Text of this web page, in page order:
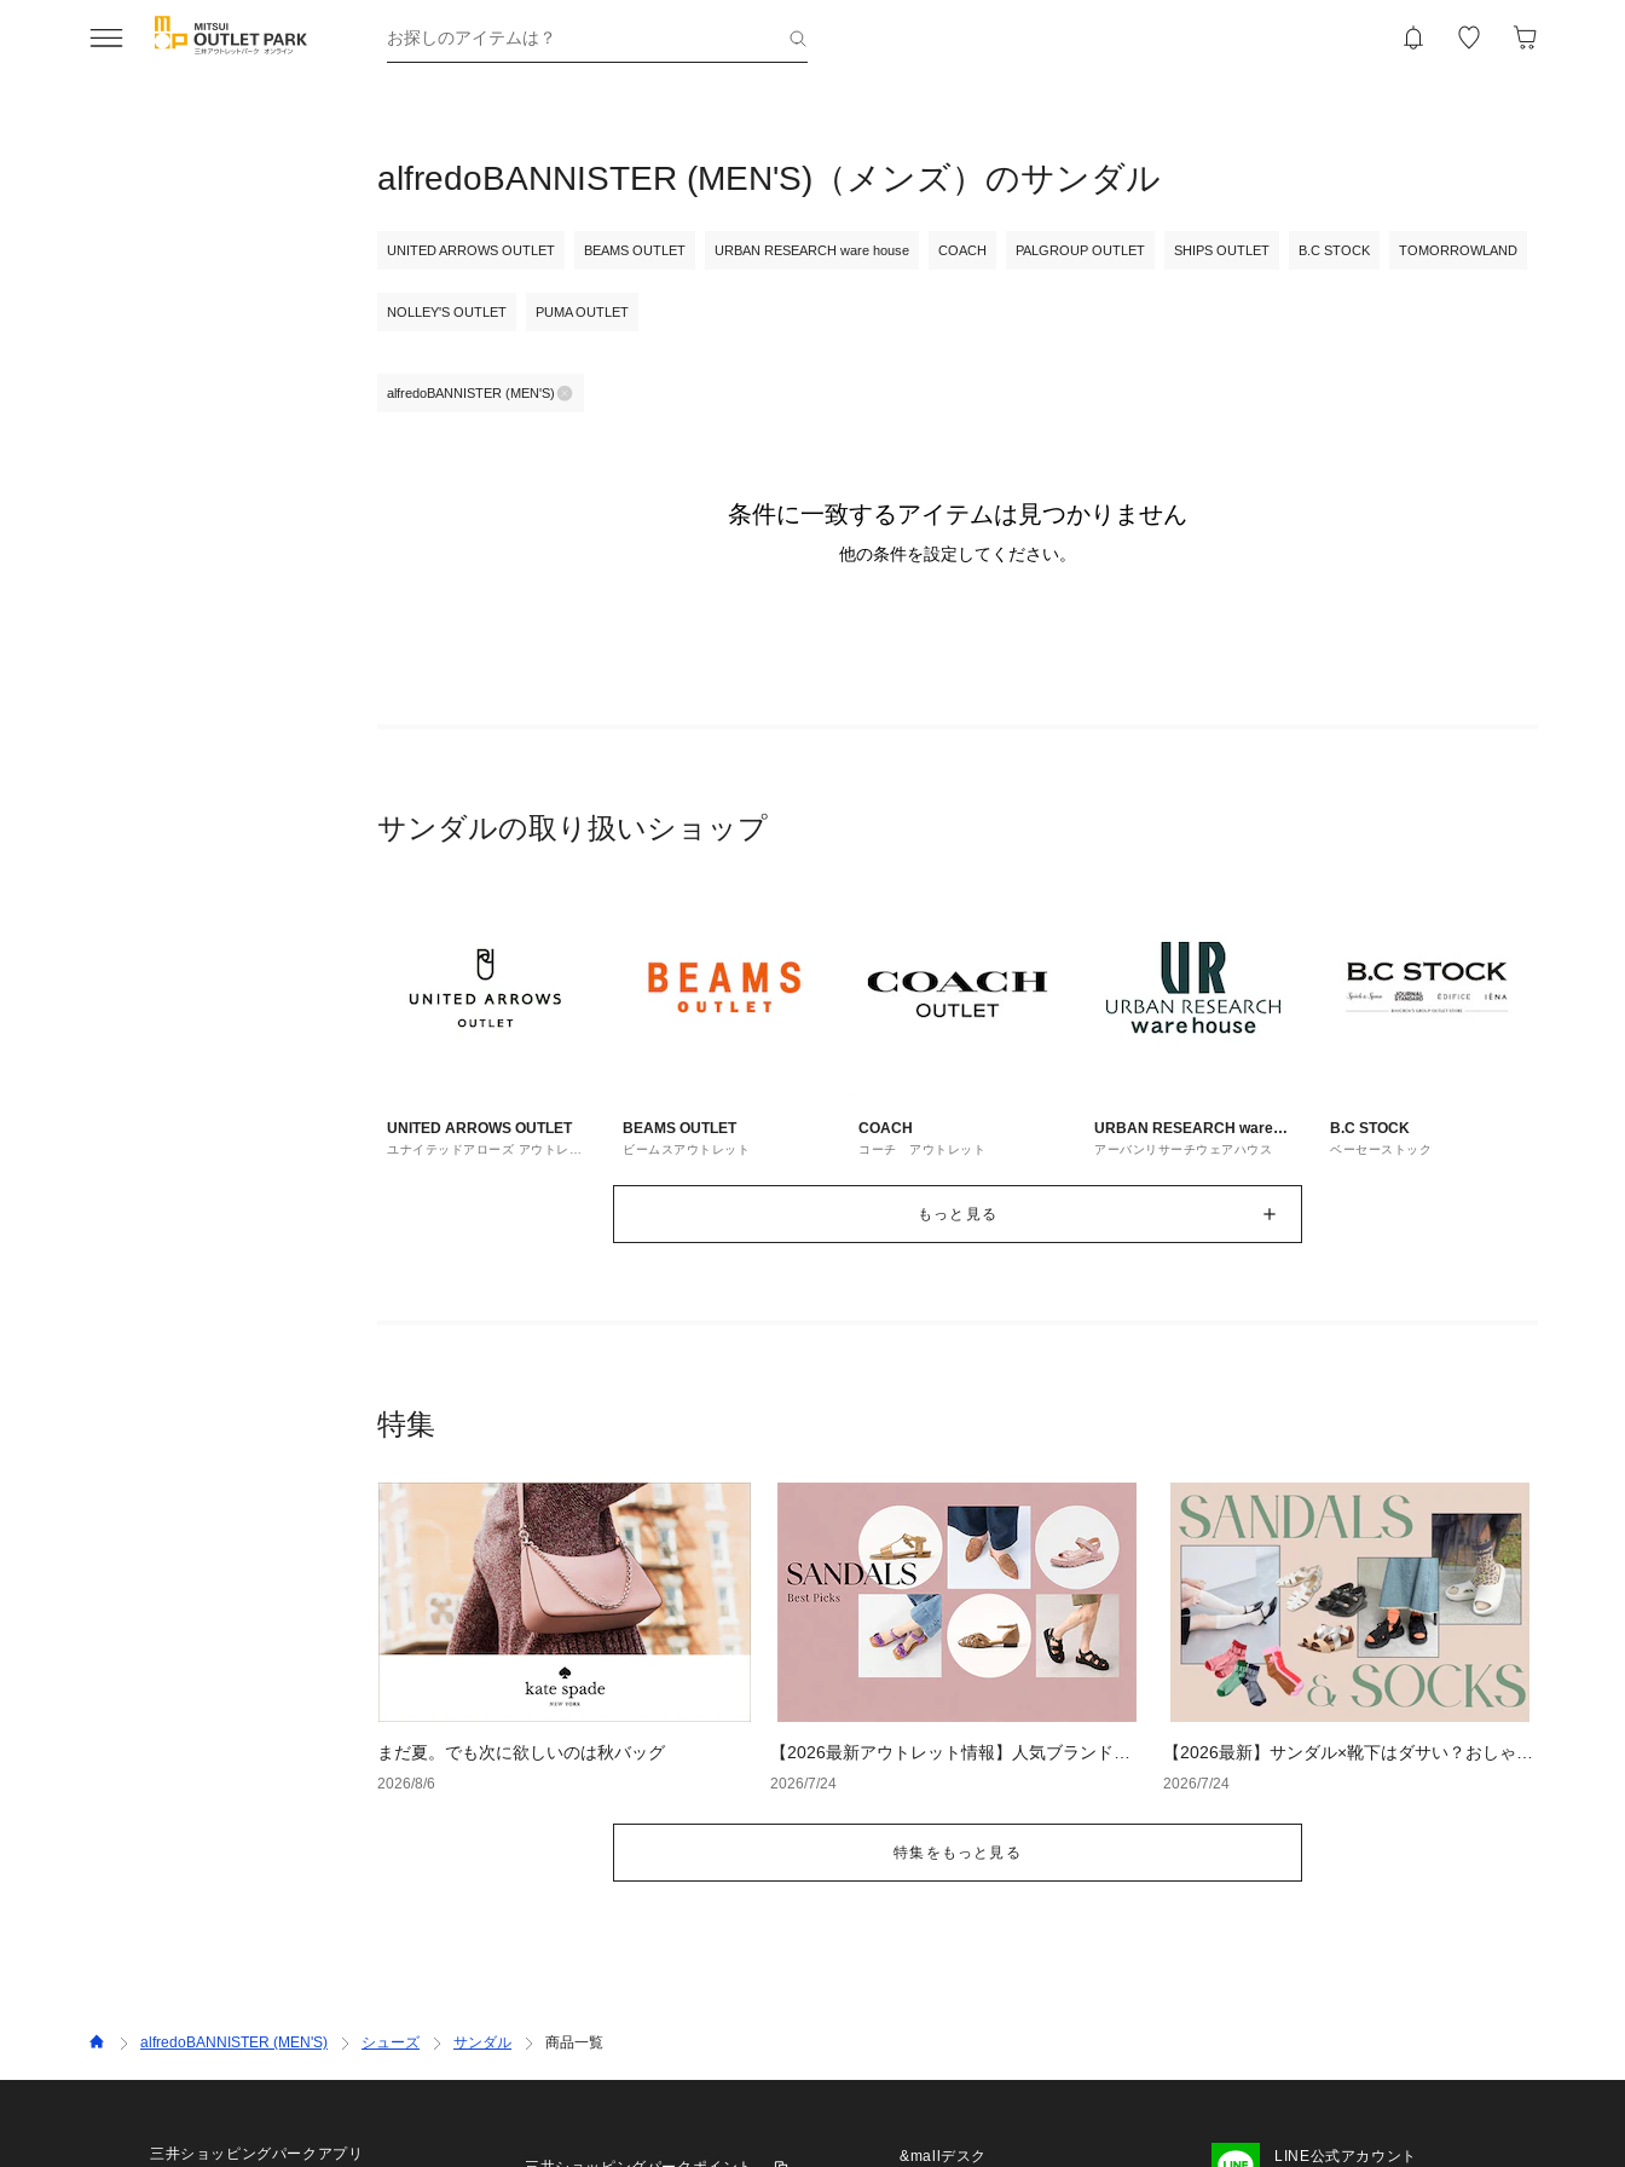
お探しのアイテムは？
alfredoBANNISTER (MEN'S)（メンズ）のサンダル
UNITED ARROWS OUTLET BEAMS OUTLET URBAN RESEARCH ware house COACH PALGROUP OUTLET SHIPS OUTLET B.C STOCK TOMORROWLAND
NOLLEY'S OUTLET PUMA OUTLET
alfredoBANNISTER (MEN'S)
条件に一致するアイテムは見つかりません
他の条件を設定してください。
サンダルの取り扱いショップ
UNITED ARROWS OUTLET
ユナイテッドアローズ アウトレッ
BEAMS OUTLET
ビームスアウトレット
COACH
コーチ アウトレット
URBAN RESEARCH ware
house
アーバンリサーチウェアハウス
B.C STOCK
ベーセーストック
もっと見る
特集
まだ夏。でも次に欲しいのは秋バッグ
2026/8/6
【2026最新アウトレット情報】人気ブランドの
サンダルが最大70%OFF！おすすめサンダル特集
2026/7/24
【2026最新】サンダル×靴下はダサい？おしゃれ
に見せる正解コーデと選び方【レディース・メン
2026/7/24
特集をもっと見る
alfredoBANNISTER (MEN'S) シューズ サンダル 商品一覧
三井ショッピングパークアプリ &mallデスク LINE公式アカウント